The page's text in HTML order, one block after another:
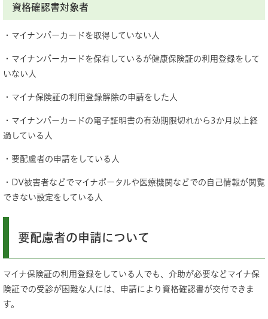
資格確認書対象者
・マイナンバーカードを取得していない人
・マイナンバーカードを保有しているが健康保険証の利用登録をして
いない人
・マイナ保険証の利用登録解除の申請をした人
・マイナンバーカードの電子証明書の有効期限切れから3か月以上経
過している人
・要配慮者の申請をしている人
・DV被害者などでマイナポータルや医療機関などでの自己情報が閲覧
できない設定をしている人
要配慮者の申請について
マイナ保険証の利用登録をしている人でも、介助が必要などマイナ保
険証での受診が困難な人には、申請により資格確認書が交付できま
す。